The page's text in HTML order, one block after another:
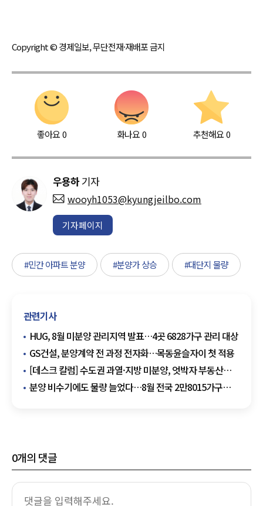
Copyright © 경제일보, 무단전재·재배포 금지
좋아요0 화나요0 추천해요 0
우용하기자
wooyh1053@kyungjeilbo.com
기자페이지
#민간 아파트 분양 #분양가 상승 #대단지 물량
관련기사
HUG, 8월 미분양 관리지역 발표…4곳 6828가구 관리 대상
GS건설, 분양계약 전 과정 전자화…목동윤슬자이 첫 적용
[데스크 칼럼] 수도권 과열·지방 미분양, 엇박자 부동산
정책의 대가
분양 비수기에도 물량 늘었다…8월 전국 2만8015가구
0개의 댓글